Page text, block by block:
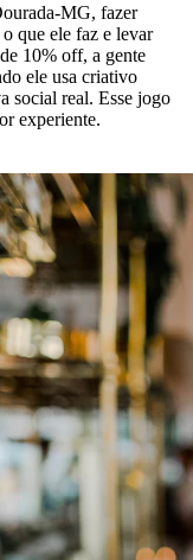
MG, fazer
que ele faz e levar
10% off, a gente
ele usa criativo
social real. Esse jogo
experiente.